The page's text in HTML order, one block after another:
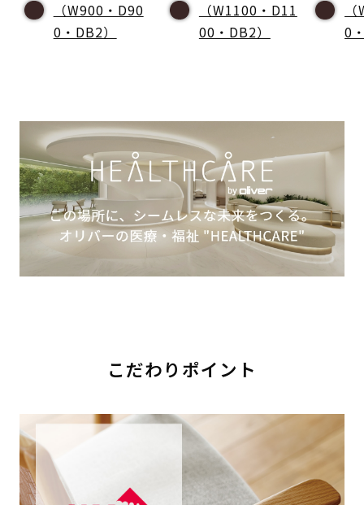
（W900・D90
0・DB2）
（W1100・D11
00・DB2）
0
こだわりポイント